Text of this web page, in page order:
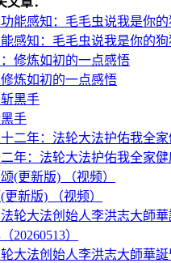
感知：毛毛虫说我是你的狗
炼如初的一点感悟
手
年：法轮大法护佑我全家健
更新版) （视频）
大法创始人李洪志大師華